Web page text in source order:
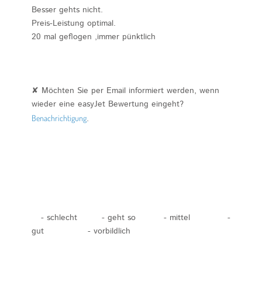
Besser gehts nicht.
Preis-Leistung optimal.
20 mal geflogen ,immer pünktlich
✘ Möchten Sie per Email informiert werden, wenn
wieder eine easyJet Bewertung eingeht?
Benachrichtigung.
- schlecht - geht so - mittel
-
gut
- vorbildlich